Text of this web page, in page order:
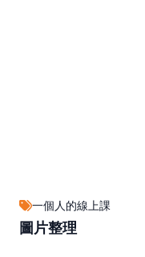
一個人的線上課
圖片整理